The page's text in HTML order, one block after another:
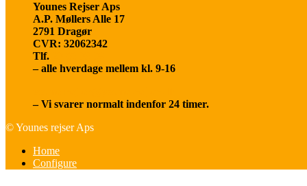
Younes Rejser Aps
A.P. Møllers Alle 17
2791 Dragør
CVR: 32062342
Tlf.
– alle hverdage mellem kl. 9-16
– Vi svarer normalt indenfor 24 timer.
© Younes rejser Aps
Home
Configure